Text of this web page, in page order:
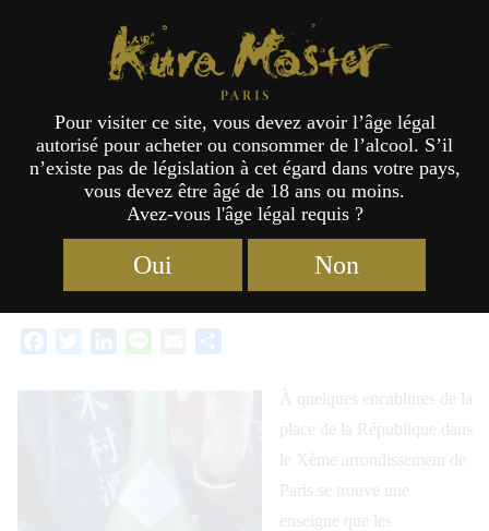
KURA GAZETTE
LA PRÉFECTURE D’AKITA
CHEZ LES AMIS D’UMAMI
FacebookTwitterLinkedIn Email
À quelques encablures de la
place de la République dans
le Xème arrondissement de
Paris se trouve une
enseigne que les
Kura Master Paris
Pour visiter ce site, vous devez avoir l’âge légal
autorisé pour acheter ou consommer de l’alcool. S’il
n’existe pas de législation à cet égard dans votre pays,
vous devez être âgé de 18 ans ou moins.
Avez-vous l'âge légal requis ?
Oui Non